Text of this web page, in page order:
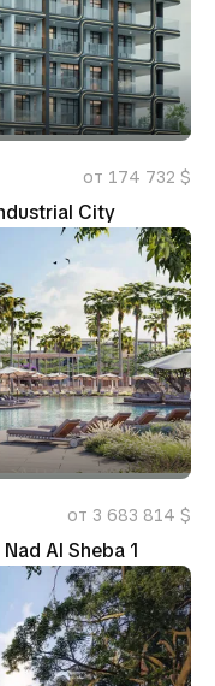
от 174 732 $
City
от 3 683 814 $
Al Sheba 1